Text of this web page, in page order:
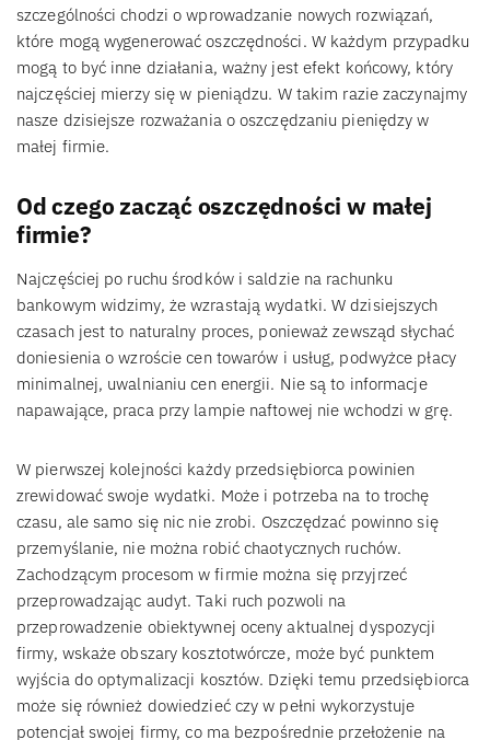
szczególności chodzi o wprowadzanie nowych rozwiązań,
które mogą wygenerować oszczędności. W każdym przypadku
mogą to być inne działania, ważny jest efekt końcowy, który
najczęściej mierzy się w pieniądzu. W takim razie zaczynajmy
nasze dzisiejsze rozważania o oszczędzaniu pieniędzy w
małej firmie.
Od czego zacząć oszczędności w małej
firmie?
Najczęściej po ruchu środków i saldzie na rachunku
bankowym widzimy, że wzrastają wydatki. W dzisiejszych
czasach jest to naturalny proces, ponieważ zewsząd słychać
doniesienia o wzroście cen towarów i usług, podwyżce płacy
minimalnej, uwalnianiu cen energii. Nie są to informacje
napawające, praca przy lampie naftowej nie wchodzi w grę.
W pierwszej kolejności każdy przedsiębiorca powinien
zrewidować swoje wydatki. Może i potrzeba na to trochę
czasu, ale samo się nic nie zrobi. Oszczędzać powinno się
przemyślanie, nie można robić chaotycznych ruchów.
Zachodzącym procesom w firmie można się przyjrzeć
przeprowadzając audyt. Taki ruch pozwoli na
przeprowadzenie obiektywnej oceny aktualnej dyspozycji
firmy, wskaże obszary kosztotwórcze, może być punktem
wyjścia do optymalizacji kosztów. Dzięki temu przedsiębiorca
może się również dowiedzieć czy w pełni wykorzystuje
potencjał swojej firmy, co ma bezpośrednie przełożenie na